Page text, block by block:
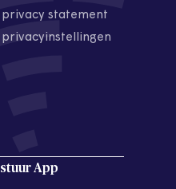
privacy statement
privacyinstellingen
App